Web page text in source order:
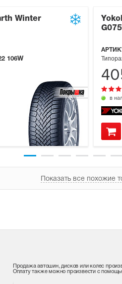
Winter
106W
G075
в
Показать все похожие
Продажа автошин, дисков или колес
Оплату также можно произвести с